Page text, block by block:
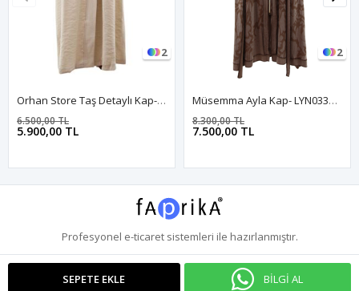
SEPETE EKLE BİLGİ AL
2
Orhan Store Taş Detaylı Kap- LYN03770 Bej
5.900,00 TL
6.500,00 TL
2
Müsemma Ayla Kap- LYN03329 Kahve
7.500,00 TL
8.300,00 TL
Profesyonel e-ticaretsistemleri ile hazırlanmıştır.